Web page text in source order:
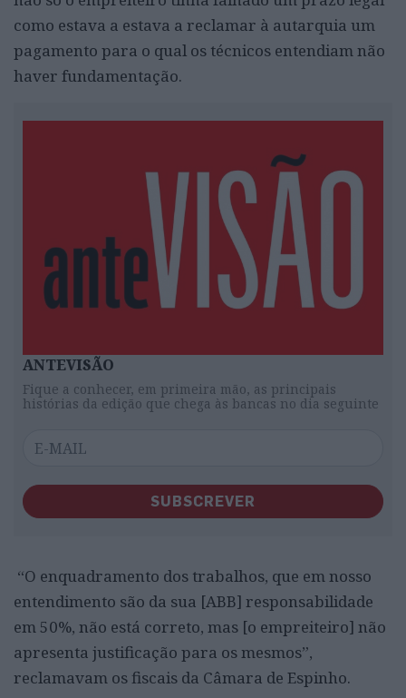
como estava a estava a reclamar à autarquia um
pagamento para o qual os técnicos entendiam não
haver fundamentação.
ANTEVISÃO
Fique a conhecer, em primeira mão, as principais
histórias da edição que chega às bancas no dia seguinte
SUBSCREVER
“O enquadramento dos trabalhos, que em nosso
entendimento são da sua [ABB] responsabilidade
em 50%, não está correto, mas [o empreiteiro] não
apresenta justificação para os mesmos”,
reclamavam os fiscais da Câmara de Espinho.